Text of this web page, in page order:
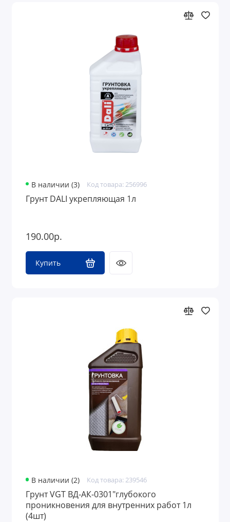
В наличии (3) Код товара: 256996
Грунт DALI укрепляющая 1л
190.00р.
Купить
В наличии (2) Код товара: 239546
Грунт VGT ВД-АК-0301"глубокого
проникновения для внутренних работ 1л
(4шт)